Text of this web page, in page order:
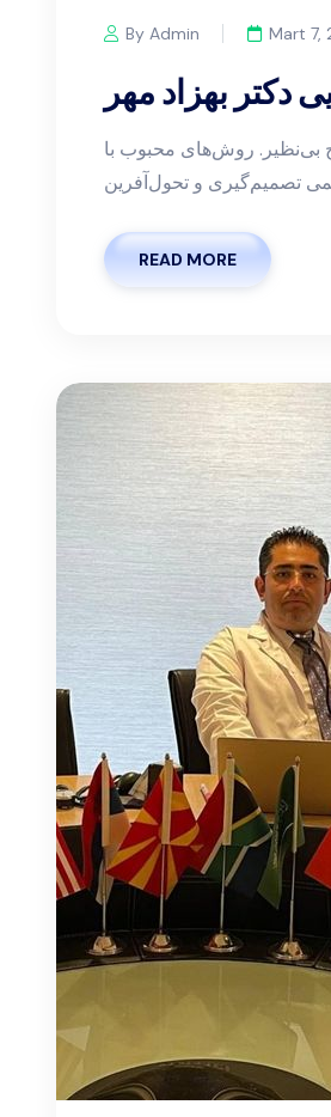
By Admin Mart 7,
بهزاد مهر
بی‌نظیر. روش‌های محبوب با
READ MORE